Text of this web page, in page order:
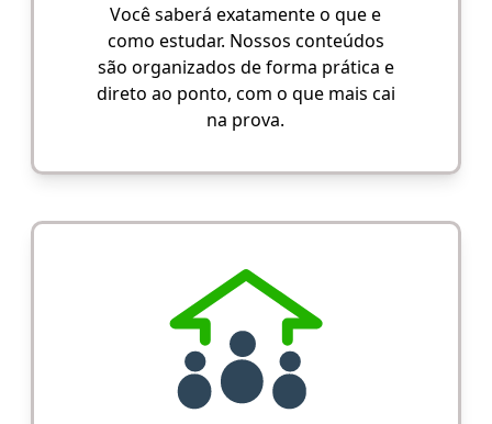
Você saberá exatamente o que e
como estudar. Nossos conteúdos
são organizados de forma prática e
direto ao ponto, com o que mais cai
na prova.